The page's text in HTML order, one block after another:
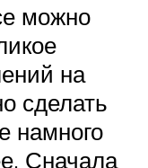
можно
на
сделать
намного
Сначала